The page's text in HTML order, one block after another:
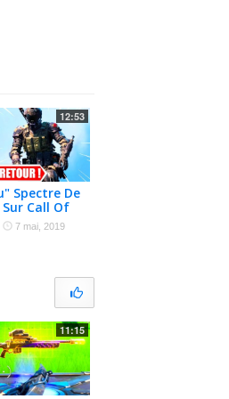
12:53
Spectre De
Call Of
!! 7 mai, 2019
11:15